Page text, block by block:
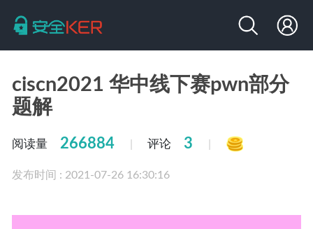
ciscn2021 华中线下赛pwn部分
题解
阅读量 266884 评论 3
发布时间 : 2021-07-26 16:30:16